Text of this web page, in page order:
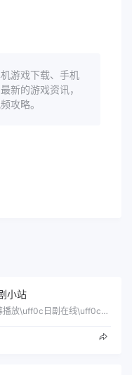
游戏下载、手机
新的游戏资讯，
攻略。
小站
提供最新最快的影视资讯和在线弹幕播放\uff0c日剧在线\uff0c美剧在线\uff0c韩剧在线\uff0c捏它动漫在线\uff0c…